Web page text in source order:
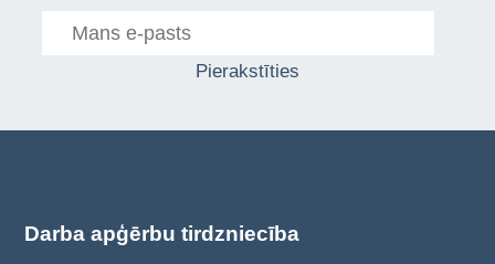
Pierakstīties
Darba apģērbu tirdzniecība